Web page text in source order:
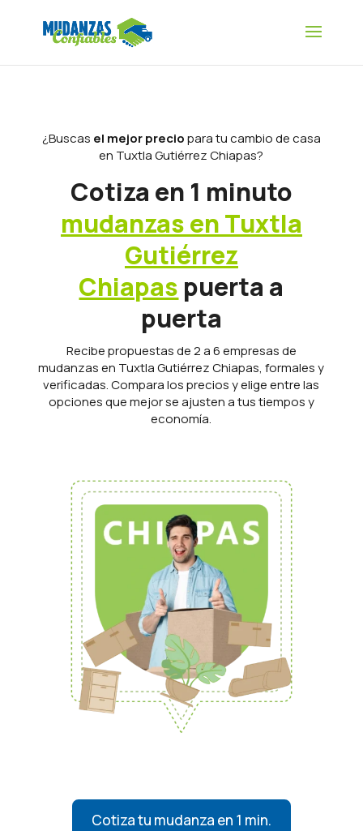
¿Buscas el mejor preciopara tu cambio de casa
en Tuxtla Gutiérrez Chiapas?
Cotiza en 1 minuto
mudanzas en Tuxtla
Gutiérrez
Chiapas puerta a
puerta
Recibe propuestas de 2 a 6 empresas de
mudanzas en Tuxtla Gutiérrez Chiapas, formales y
verificadas. Compara los precios y elige entre las
opciones que mejor se ajusten a tus tiempos y
economía.
Cotiza tu mudanza en 1 min.